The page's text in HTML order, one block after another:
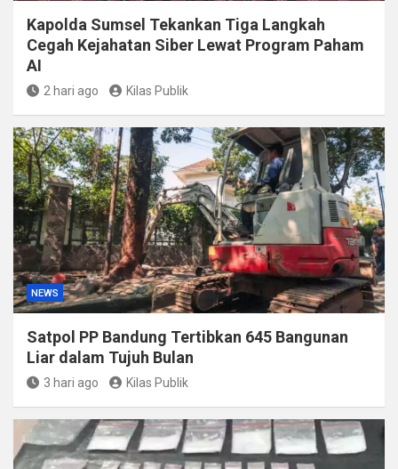
Kapolda Sumsel Tekankan Tiga Langkah
Cegah Kejahatan Siber Lewat Program Paham
AI
2 hari ago Kilas Publik
NEWS
Satpol PP Bandung Tertibkan 645 Bangunan
Liar dalam Tujuh Bulan
3 hari ago Kilas Publik